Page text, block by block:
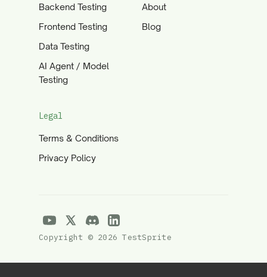
Backend Testing
Frontend Testing
Data Testing
AI Agent / Model
Testing
About
Blog
Legal
Terms & Conditions
Privacy Policy
Copyright © 2026 TestSprite